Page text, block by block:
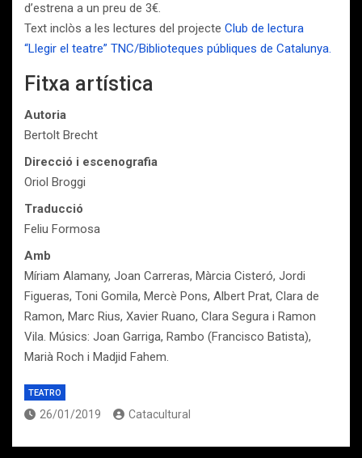
d’estrena a un preu de 3€.
Text inclòs a les lectures del projecte Club de lectura
“Llegir el teatre” TNC/Biblioteques públiques de Catalunya.
Fitxa artística
Autoria
Bertolt Brecht
Direcció i escenografia
Oriol Broggi
Traducció
Feliu Formosa
Amb
Míriam Alamany, Joan Carreras, Màrcia Cisteró, Jordi
Figueras, Toni Gomila, Mercè Pons, Albert Prat, Clara de
Ramon, Marc Rius, Xavier Ruano, Clara Segura i Ramon
Vila. Músics: Joan Garriga, Rambo (Francisco Batista),
Marià Roch i Madjid Fahem.
TEATRO
26/01/2019 Catacultural